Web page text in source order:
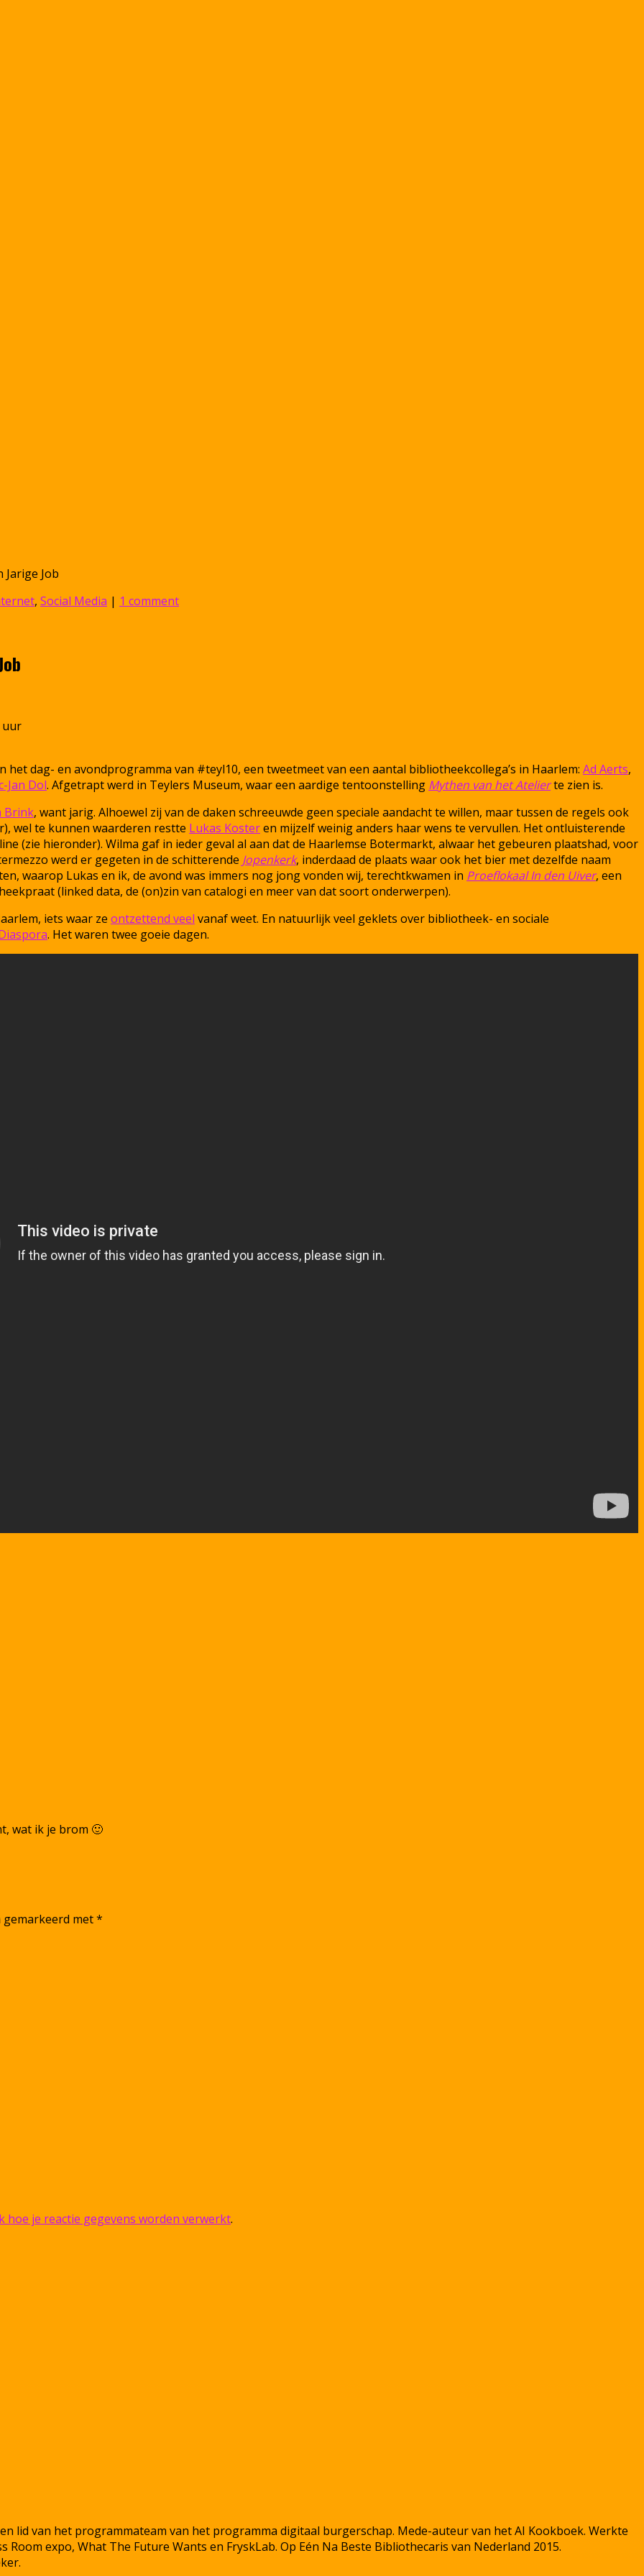
Job
, Social Media | 1 comment
uur
het dag- en avondprogramma van #teyl10, een tweetmeet van een aantal bibliotheekcollega’s in Haarlem: Ad Aerts,
Jan Dol. Afgetrapt werd in Teylers Museum, waar een aardige tentoonstelling Mythen van het Atelierte zien is.
Brink, want jarig. Alhoewel zij van de daken schreeuwde geen speciale aandacht te willen, maar tussen de regels ook
wel te kunnen waarderen restte Lukas Kosteren mijzelf weinig anders haar wens te vervullen. Het ontluisterende
(zie hieronder). Wilma gaf in ieder geval al aan dat de Haarlemse Botermarkt, alwaar het gebeuren plaatshad, voor
werd er gegeten in de schitterende Jopenkerk, inderdaad de plaats waar ook het bier met dezelfde naam
waarop Lukas en ik, de avond was immers nog jong vonden wij, terechtkwamen in Proeflokaal In den Uiver, een
(linked data, de (on)zin van catalogi en meer van dat soort onderwerpen).
iets waar ze ontzettend veel vanaf weet. En natuurlijk veel geklets over bibliotheek- en sociale
. Het waren twee goeie dagen.
wat ik je brom 🙂
gemarkeerd met*
hoe je reactie gegevens worden verwerkt.
lid van het programmateam van het programma digitaal burgerschap. Mede-auteur van het AI Kookboek. Werkte
Room expo, What The Future Wants en FryskLab. Op Eén Na Beste Bibliothecaris van Nederland 2015.